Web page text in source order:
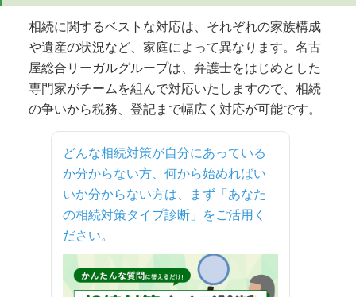
相続に関するベストな対応は、それぞれの家族構成
や遺産の状況など、家庭によって異なります。名古
屋総合リーガルグループは、弁護士をはじめとした
専門家がチームを組んで対応いたしますので、相続
の争いから税務、登記まで幅広く対応が可能です。
どんな相続対策が自分にあっている
か分からない方、何から始めればい
いか分からない方は、まず「あなた
の相続対策タイプ診断」をご活用く
ださい。